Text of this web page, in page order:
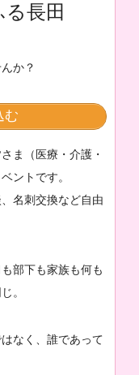
長田
か？
む
ま（医療・介護・
ントです。
名刺交換など自由
部下も家族も何も
。
なく、誰であって